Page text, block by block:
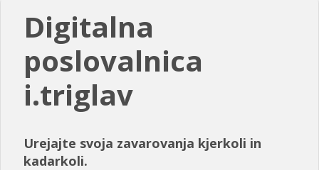
Digitalna
poslovalnica
i.triglav
Urejajte svoja zavarovanja kjerkoli in
kadarkoli.